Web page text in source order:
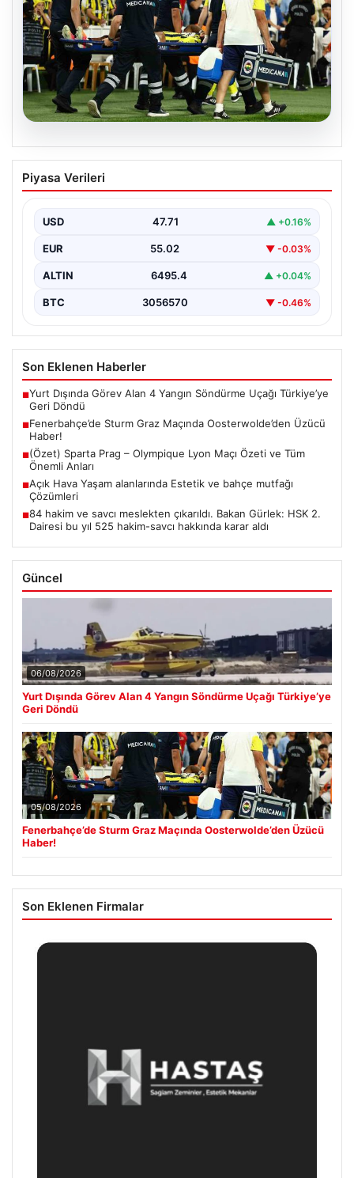
05.08.2026
Fenerbahçe’de Sturm Graz Maçında
Oosterwolde’den Üzücü Haber!
gerçekleşen heyecan dolu mücadelede Fenerbahçe'nin
Sturm Graz…
Piyasa Verileri
USD 47.71 ▲ +0.16%
EUR 55.02 ▼ -0.03%
ALTIN 6495.4 ▲ +0.04%
BTC 3056570 ▼ -0.46%
Son Eklenen Haberler
■Yurt Dışında Görev Alan 4 Yangın Söndürme Uçağı Türkiye’ye
Geri Döndü
■Fenerbahçe’de Sturm Graz Maçında Oosterwolde’den Üzücü
Haber!
■(Özet) Sparta Prag – Olympique Lyon Maçı Özeti ve Tüm
Önemli Anları
■Açık Hava Yaşam alanlarında Estetik ve bahçe mutfağı
Çözümleri
■84 hakim ve savcı meslekten çıkarıldı. Bakan Gürlek: HSK 2.
Dairesi bu yıl 525 hakim-savcı hakkında karar aldı
Güncel
06/08/2026
Yurt Dışında Görev Alan 4 Yangın Söndürme Uçağı Türkiye’ye
Geri Döndü
05/08/2026
Fenerbahçe’de Sturm Graz Maçında Oosterwolde’den Üzücü
Haber!
Son Eklenen Firmalar